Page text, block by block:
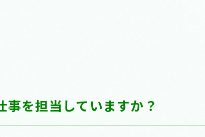
事を担当していますか？